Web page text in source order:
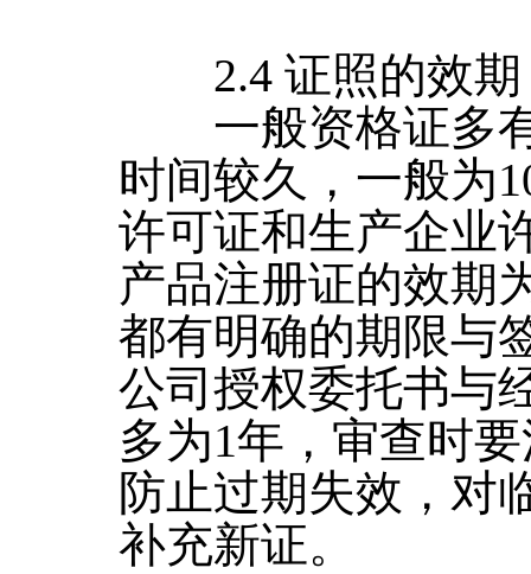
2.4 证照的效期
一般资格证多有
时间较久，一般为
许可证和生产企业
产品注册证的效期
都有明确的期限与
公司授权委托书与
多为1年，审查时
防止过期失效，对
补充新证。